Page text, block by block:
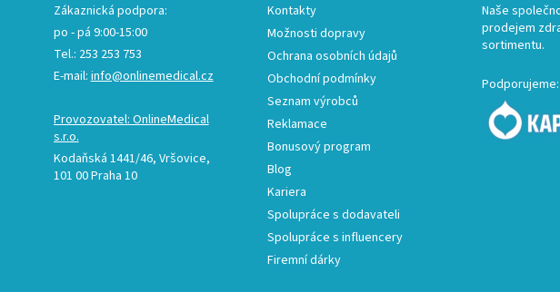
Zákaznická podpora:
po - pá 9:00-15:00
Tel.: 253 253 753
E-mail: info@onlinemedical.cz
Provozovatel: OnlineMedical
s.r.o.
Kodaňská 1441/46, Vršovice,
101 00 Praha 10
Kontakty
Možnosti dopravy
Ochrana osobních údajů
Obchodní podmínky
Seznam výrobců
Reklamace
Bonusový program
Blog
Kariera
Spolupráce s dodavateli
Spolupráce s influencery
Firemní dárky
Naše
prodejem
sortimentu.
Podporujeme: